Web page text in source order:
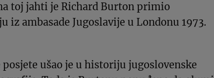
toj jahti je Richard Burton primio
iz ambasade Jugoslavije u Londonu 1973.
posjete ušao je u historiju jugoslovenske